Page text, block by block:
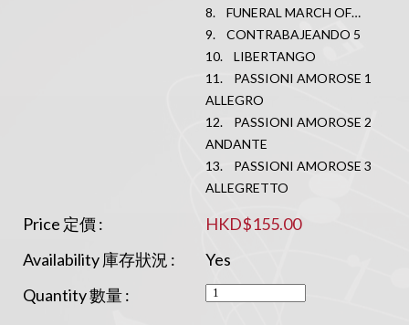
8. FUNERAL MARCH OF…
9. CONTRABAJEANDO 5
10. LIBERTANGO
11. PASSIONI AMOROSE 1
ALLEGRO
12. PASSIONI AMOROSE 2
ANDANTE
13. PASSIONI AMOROSE 3
ALLEGRETTO
Price 定價 :
HKD$155.00
Availability 庫存狀況 :
Yes
Quantity 數量 :